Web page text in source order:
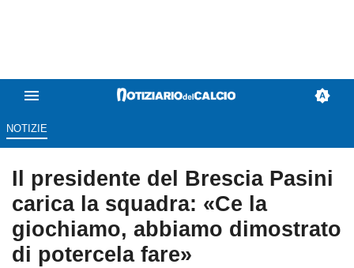
NOTIZIE
Il presidente del Brescia Pasini
carica la squadra: «Ce la
giochiamo, abbiamo dimostrato
di potercela fare»